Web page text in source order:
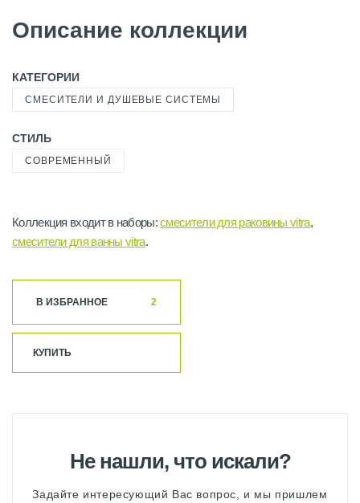
Описание коллекции
КАТЕГОРИИ
СМЕСИТЕЛИ И ДУШЕВЫЕ СИСТЕМЫ
СТИЛЬ
СОВРЕМЕННЫЙ
Коллекция входит в наборы:cмесители для раковины vitra,
смесители для ванны vitra.
В ИЗБРАННОЕ 2
КУПИТЬ
Не нашли, что искали?
Задайте интересующий Вас вопрос, и мы пришлем